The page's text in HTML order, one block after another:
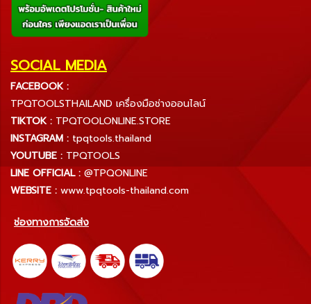
SOCIAL MEDIA
FACEBOOK :
TPQTOOLSTHAILAND เครื่องมือช่างออนไลน์
TIKTOK : TPQTOOLONLINE.STORE
INSTAGRAM : tpqtools.thailand
YOUTUBE : TPQTOOLS
LINE OFFICIAL : @TPQONLINE
WEBSITE : www.tpqtools-thailand.com
ช่องทางการจัดส่ง